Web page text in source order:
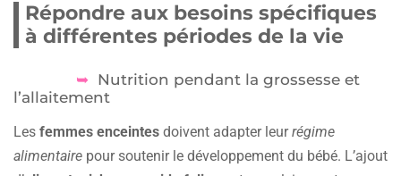
Répondre aux besoins spécifiques
à différentes périodes de la vie
Nutrition pendant la grossesse et
l’allaitement
Les femmes enceintes doivent adapter leurrégime
alimentaire pour soutenir le développement du bébé. L’ajout